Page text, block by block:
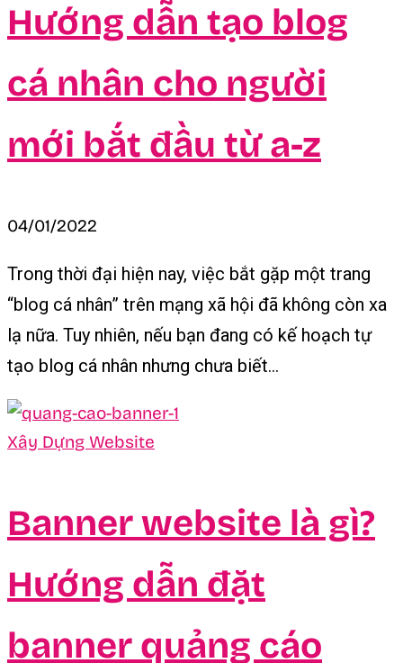
Hướng dẫn tạo blog
cá nhân cho người
mới bắt đầu từ a-z
04/01/2022
Trong thời đại hiện nay, việc bắt gặp một trang
“blog cá nhân” trên mạng xã hội đã không còn xa
lạ nữa. Tuy nhiên, nếu bạn đang có kế hoạch tự
tạo blog cá nhân nhưng chưa biết...
Xây Dựng Website
Banner website là gì?
Hướng dẫn đặt
banner quảng cáo